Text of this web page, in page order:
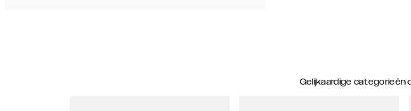
Gelijkaardige categorieën